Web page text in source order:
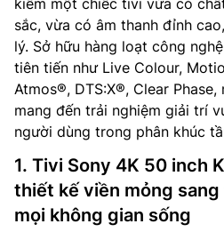
kiếm một chiếc tivi vừa có
sắc, vừa có âm thanh đỉnh
lý. Sở hữu hàng loạt công
tiên tiến như Live Colour,
Atmos®, DTS:X®, Clear
mang đến trải nghiệm giải trí
người dùng trong phân khúc
1. Tivi Sony 4K 50 inch
thiết kế viền mỏng
mọi không gian sống